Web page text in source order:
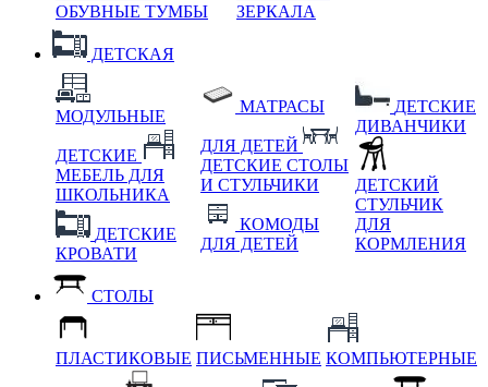
ОБУВНЫЕ ТУМБЫ
ЗЕРКАЛА
ДЕТСКАЯ
МОДУЛЬНЫЕ
ДЕТСКИЕ
МЕБЕЛЬ ДЛЯ
ШКОЛЬНИКА
ДЕТСКИЕ
КРОВАТИ
МАТРАСЫ
ДЛЯ ДЕТЕЙ
ДЕТСКИЕ СТОЛЫ
И СТУЛЬЧИКИ
КОМОДЫ
ДЛЯ ДЕТЕЙ
ДЕТСКИЕ
ДИВАНЧИКИ
ДЕТСКИЙ
СТУЛЬЧИК
ДЛЯ
КОРМЛЕНИЯ
СТОЛЫ
ПЛАСТИКОВЫЕ ПИСЬМЕННЫЕ КОМПЬЮТЕРНЫЕ